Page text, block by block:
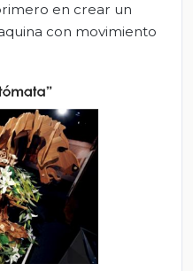
en crear un
con movimiento